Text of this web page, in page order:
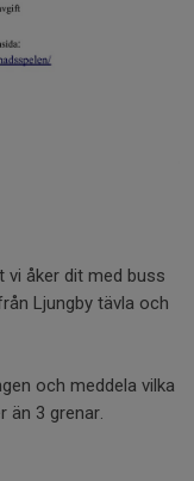
vi åker dit med buss
Ljungby tävla och
och meddela vilka
än 3 grenar.